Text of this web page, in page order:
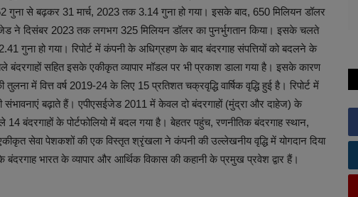
गुना से बढ़कर 31 मार्च, 2023 तक 3.14 गुना हो गया। इसके बाद, 650 मिलियन डॉलर
ने दिसंबर 2023 तक लगभग 325 मिलियन डॉलर का पुनर्भुगतान किया। इसके चलते
गुना हो गया। रिपोर्ट में कंपनी के अधिग्रहण के बाद बंदरगाह संपत्तियों को बदलने के
बंदरगाहों सहित इसके एकीकृत व्यापार मॉडल पर भी प्रकाश डाला गया है। इसके कारण
में वित्त वर्ष 2019-24 के लिए 15 प्रतिशत चक्रवृद्धि वार्षिक वृद्धि हुई है। रिपोर्ट में
बढ़ाते हैं। एपीएसईजेड 2011 में केवल दो बंदरगाहों (मुंद्रा और दाहेज) के
बंदरगाहों के पोर्टफोलियो में बदल गया है। बेहतर पहुंच, रणनीतिक बंदरगाह स्थान,
सेवा पेशकशों की एक विस्तृत श्रृंखला ने कंपनी की उल्लेखनीय वृद्धि में योगदान दिया
भारत के व्यापार और आर्थिक विकास की कहानी के प्रमुख प्रवेश द्वार हैं।